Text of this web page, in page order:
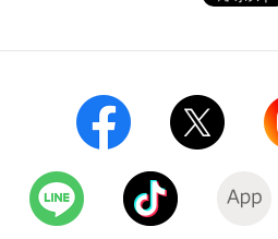
学び・教育
自転車シェアリング（店舗限定）
モバイルバッテリーシェアリング（
モバイルWi-Fiバッテリーシェアリン
セブン-イレブンの横顔
セブン-イレブンの歴史